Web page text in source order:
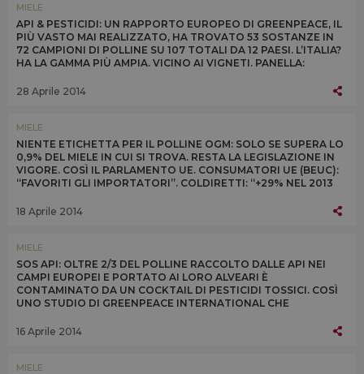
MIELE
API & PESTICIDI: UN RAPPORTO EUROPEO DI GREENPEACE, IL
PIÙ VASTO MAI REALIZZATO, HA TROVATO 53 SOSTANZE IN
72 CAMPIONI DI POLLINE SU 107 TOTALI DA 12 PAESI. L’ITALIA?
HA LA GAMMA PIÙ AMPIA. VICINO AI VIGNETI. PANELLA:
28 Aprile 2014
MIELE
NIENTE ETICHETTA PER IL POLLINE OGM: SOLO SE SUPERA LO
0,9% DEL MIELE IN CUI SI TROVA. RESTA LA LEGISLAZIONE IN
VIGORE. COSÌ IL PARLAMENTO UE. CONSUMATORI UE (BEUC):
“FAVORITI GLI IMPORTATORI”. COLDIRETTI: “+29% NEL 2013
18 Aprile 2014
MIELE
SOS API: OLTRE 2/3 DEL POLLINE RACCOLTO DALLE API NEI
CAMPI EUROPEI E PORTATO AI LORO ALVEARI È
CONTAMINATO DA UN COCKTAIL DI PESTICIDI TOSSICI. COSÌ
UNO STUDIO DI GREENPEACE INTERNATIONAL CHE
UCCIDERCI”
16 Aprile 2014
MIELE